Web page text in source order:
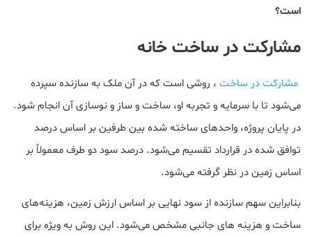
است؟
مشارکت در ساخت خانه
مشارکت در ساخت ، روشی است که در آن ملک به سازنده سپرده
می‌شود تا با سرمایه و تجربه او، ساخت و ساز و نوسازی آن انجام شود.
در پایان پروژه، واحدهای ساخته شده بین طرفین بر اساس درصد
توافق شده در قرارداد تقسیم می‌شود. درصد سود دو طرف معمولاً بر
اساس زمین در نظر گرفته می‌شود.
بنابراین سهم سازنده از سود نهایی بر اساس ارزش زمین، هزینه‌های
ساخت و هزینه های جانبی مشخص می‌شود. این روش به ویژه برای